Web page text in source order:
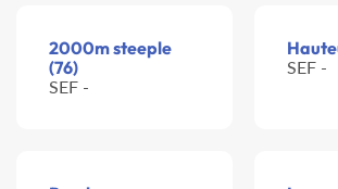
2000m steeple
(76)
SEF -
SEF -